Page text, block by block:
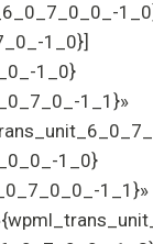
1_0}]
1_0}
1_1}»
1_0}
1_1}»